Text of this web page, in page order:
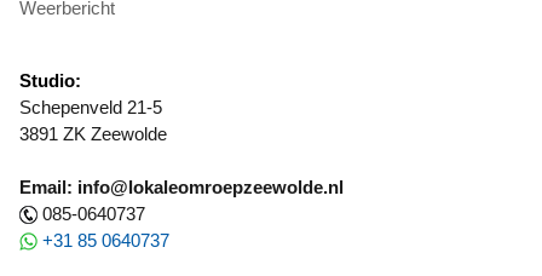
Weerbericht
Studio:
Schepenveld 21-5
3891 ZK Zeewolde
Email: info@lokaleomroepzeewolde.nl
085-0640737
+31 85 0640737